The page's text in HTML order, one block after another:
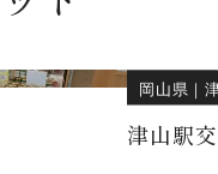
岡山県 ｜
津山駅